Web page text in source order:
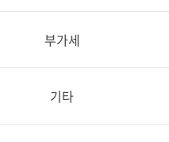
부가세
기타